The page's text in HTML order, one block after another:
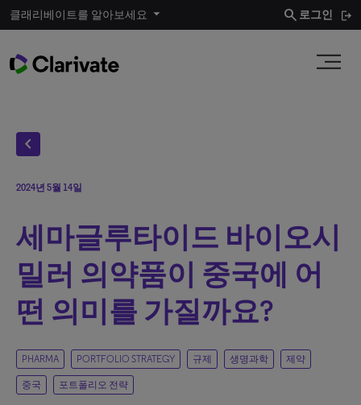
클래리베이트를 알아보세요 search 로그인
chevron_left
2024년 5월 14일
세마글루타이드 바이오시
밀러 의약품이 중국에 어
떤 의미를 가질까요?
PHARMA PORTFOLIO STRATEGY 규제 생명과학 제약
중국 포트폴리오 전략